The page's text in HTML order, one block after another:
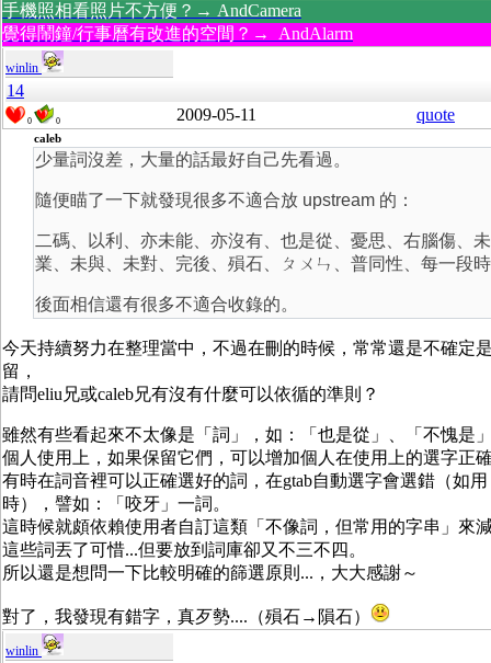
手機照相看照片不方便？→ AndCamera
覺得鬧鐘/行事曆有改進的空間？→ AndAlarm
winlin
14
0 0 2009-05-11 quote
caleb
少量詞沒差，大量的話最好自己先看過。
隨便瞄了一下就發現很多不適合放 upstream 的：
二碼、以利、亦未能、亦沒有、也是從、憂思、右腦傷、
業、未與、未對、完後、殞石、ㄆㄨㄣ、普同性、每一段
後面相信還有很多不適合收錄的。
今天持續努力在整理當中，不過在刪的時候，常常還是不確定
留，
請問eliu兄或caleb兄有沒有什麼可以依循的準則？
雖然有些看起來不太像是「詞」，如：「也是從」、「不愧是
個人使用上，如果保留它們，可以增加個人在使用上的選字正
有時在詞音裡可以正確選好的詞，在gtab自動選字會選錯（如
時），譬如：「咬牙」一詞。
這時候就頗依賴使用者自訂這類「不像詞，但常用的字串」來
這些詞丟了可惜...但要放到詞庫卻又不三不四。
所以還是想問一下比較明確的篩選原則...，大大感謝～
對了，我發現有錯字，真歹勢....（殞石→隕石）
winlin